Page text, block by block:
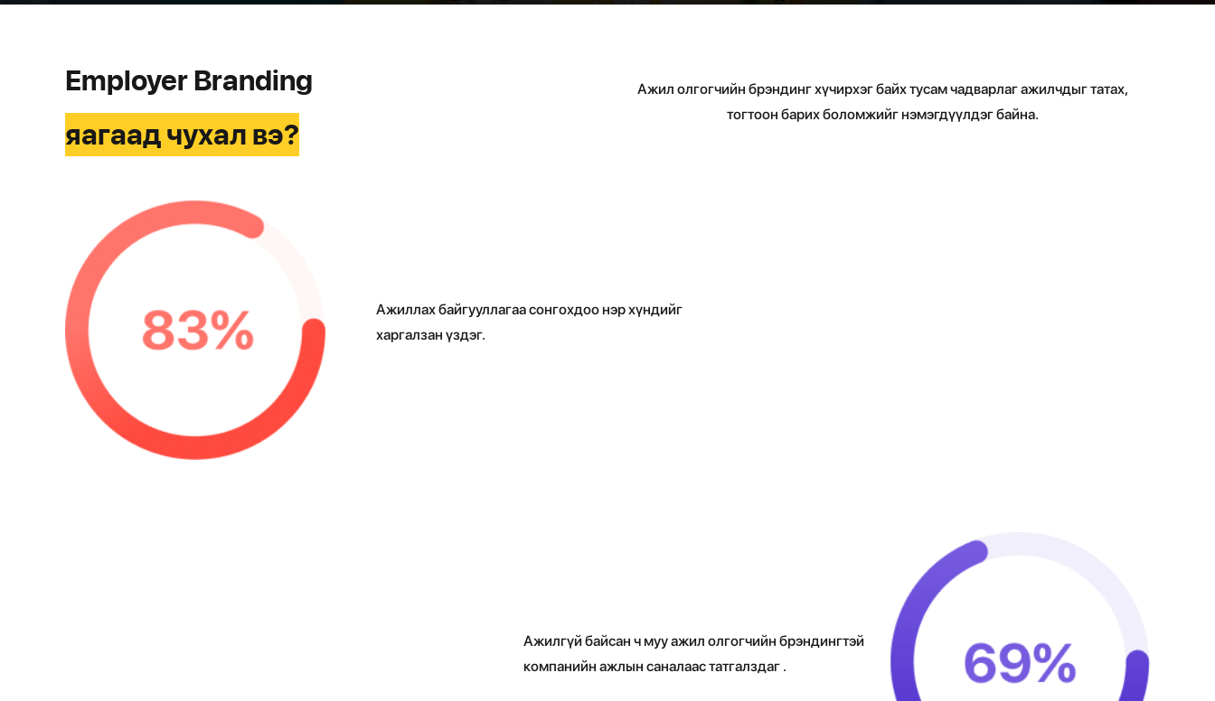
Employer Branding
яагаад чухал вэ?
Ажил олгогчийн брэндинг хүчирхэг байх тусам чадварлаг ажилчдыг татах,
тогтоон барих боломжийг нэмэгдүүлдэг байна.
Ажиллах байгууллагаа сонгохдоо нэр хүндийг
харгалзан үздэг.
Ажилгүй байсан ч муу ажил олгогчийн брэндингтэй
компанийн ажлын саналаас татгалздаг .